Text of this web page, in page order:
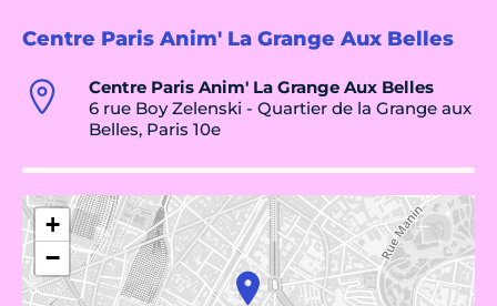
Centre Paris Anim' La Grange Aux Belles
Centre Paris Anim' La Grange Aux Belles
6 rue Boy Zelenski - Quartier de la Grange aux
Belles, Paris 10e
+
−